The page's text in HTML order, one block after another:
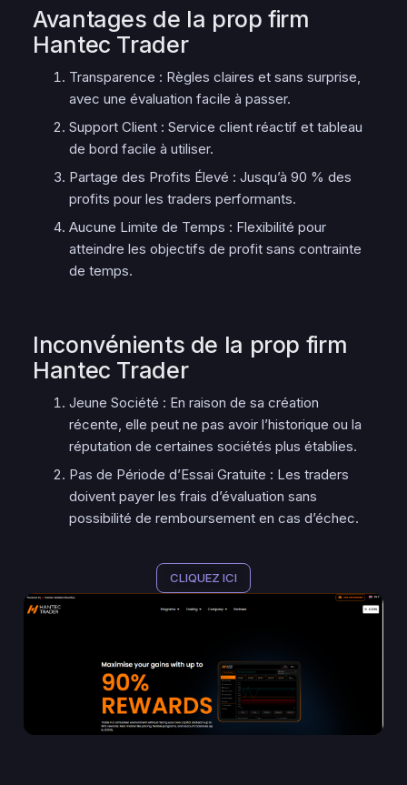
Avantages de la prop firm
Hantec Trader
Transparence : Règles claires et sans surprise,
avec une évaluation facile à passer.
Support Client : Service client réactif et tableau
de bord facile à utiliser.
Partage des Profits Élevé : Jusqu’à 90 % des
profits pour les traders performants.
Aucune Limite de Temps : Flexibilité pour
atteindre les objectifs de profit sans contrainte
de temps.
Inconvénients de la prop firm
Hantec Trader
Jeune Société : En raison de sa création
récente, elle peut ne pas avoir l’historique ou la
réputation de certaines sociétés plus établies.
Pas de Période d’Essai Gratuite : Les traders
doivent payer les frais d’évaluation sans
possibilité de remboursement en cas d’échec.
CLIQUEZ ICI